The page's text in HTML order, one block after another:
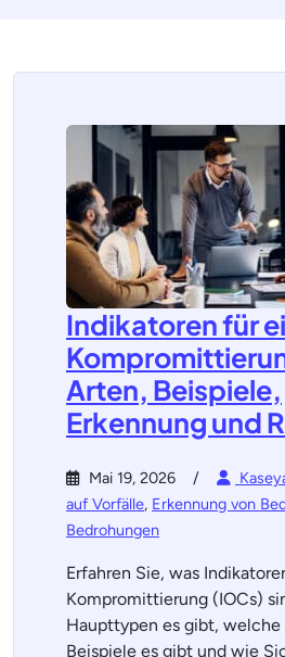
Indikatoren für
Arten, Beispiele,
Erkennung und
Mai 19, 2026
auf Vorfälle, Erkennung von
Bedrohungen
Erfahren Sie, was
Kompromittierung (IOCs)
Haupttypen es gibt, welche
Beispiele es gibt und wie